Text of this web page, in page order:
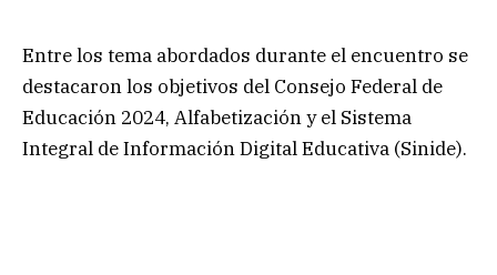
Entre los tema abordados durante el encuentro se
destacaron los objetivos del Consejo Federal de
Educación 2024, Alfabetización y el Sistema
Integral de Información Digital Educativa (Sinide).